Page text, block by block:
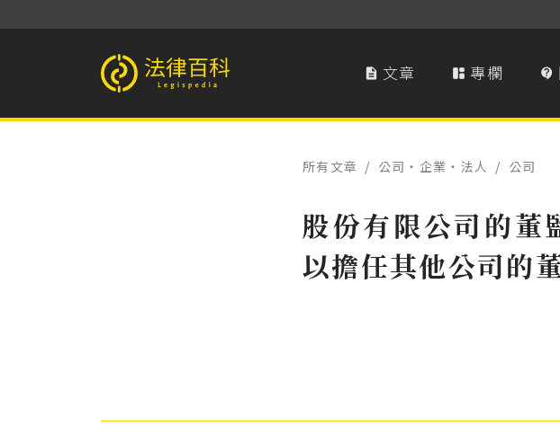
法律百科 Legispedia  文章  專欄 
所有文章 / 公司‧企業‧法人 / 公司
股份有限公司的董
以擔任其他公司的